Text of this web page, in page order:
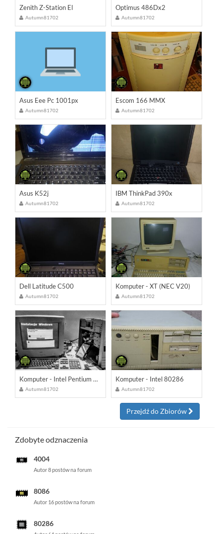
Zenith Z-Station El
Autumn81702
Optimus 486Dx2
Autumn81702
Asus Eee Pc 1001px
Autumn81702
Escom 166 MMX
Autumn81702
Asus K52j
Autumn81702
IBM ThinkPad 390x
Autumn81702
Dell Latitude C500
Autumn81702
Komputer - XT (NEC V20)
Autumn81702
Komputer - Intel Pentium MMX
Autumn81702
Komputer - Intel 80286
Autumn81702
Przejdź do Zbiorów
Zdobyte odznaczenia
4004
Autor 8 postów na forum
8086
Autor 16 postów na forum
80286